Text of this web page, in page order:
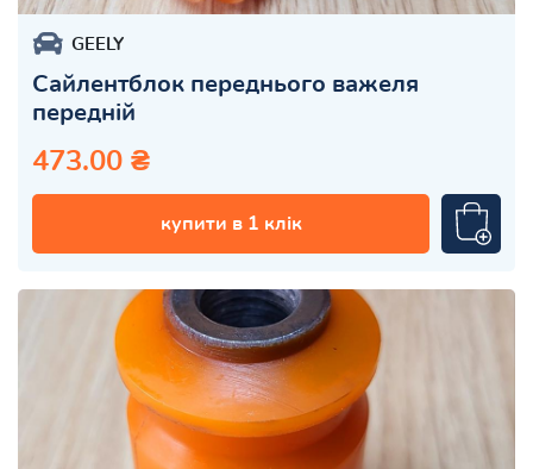
GEELY
Сайлентблок переднього важеля
передній
473.00 ₴
купити в 1 клік